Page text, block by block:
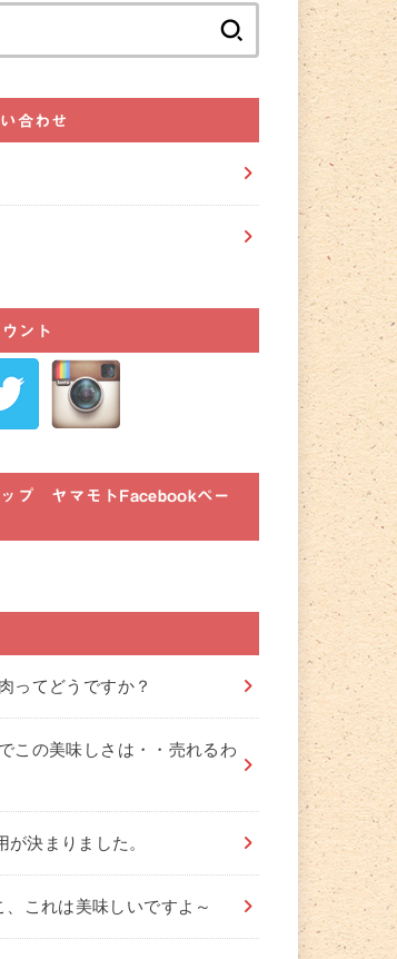
合わせ
ント
ップ ヤマモトFacebookペー
ってどうですか？
この美味しさは・・売れるわ
が決まりました。
、これは美味しいですよ～